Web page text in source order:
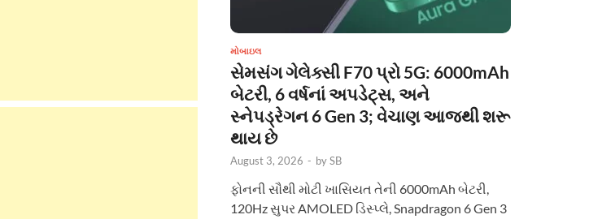
મોબાઇલ
સેમસંગ ગેલેક્સી F70 પ્રો 5G: 6000mAh
બેટરી, 6 વર્ષનાં અપડેટ્સ, અને
સ્નેપડ્રેગન 6 Gen 3; વેચાણ આજથી શરૂ
થાય છે
August 3, 2026 - bySB
ફોનની સૌથી મોટી ખાસિયત તેની 6000mAh બેટરી,
120Hz સુપર AMOLED ડિસ્પ્લે, Snapdragon 6 Gen 3